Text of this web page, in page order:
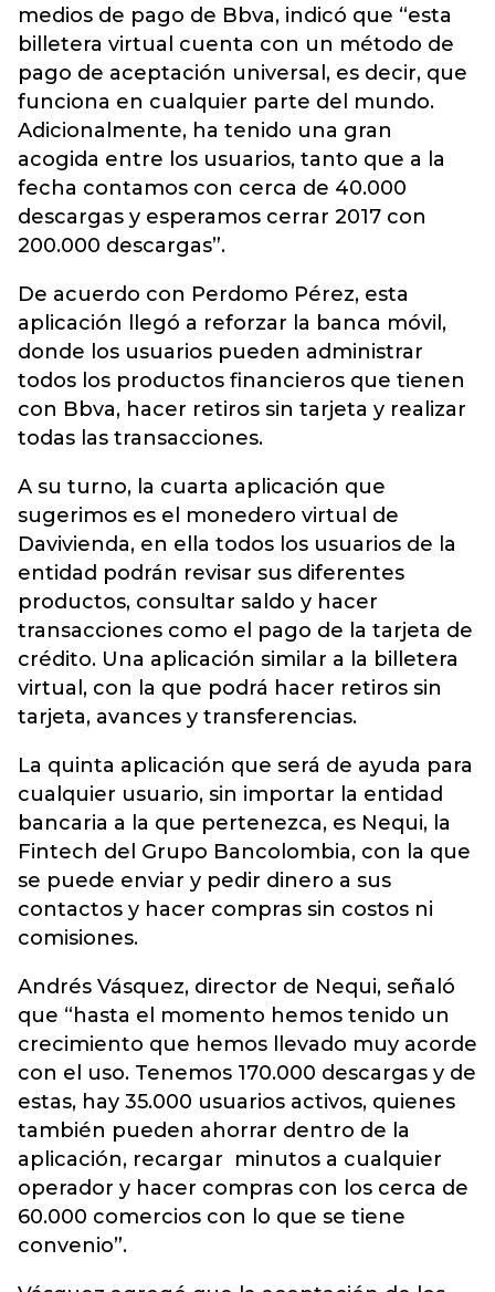
medios de pago de Bbva, indicó que “esta
billetera virtual cuenta con un método de
pago de aceptación universal, es decir, que
funciona en cualquier parte del mundo.
Adicionalmente, ha tenido una gran
acogida entre los usuarios, tanto que a la
fecha contamos con cerca de 40.000
descargas y esperamos cerrar 2017 con
200.000 descargas”.
De acuerdo con Perdomo Pérez, esta
aplicación llegó a reforzar la banca móvil,
donde los usuarios pueden administrar
todos los productos financieros que tienen
con Bbva, hacer retiros sin tarjeta y realizar
todas las transacciones.
A su turno, la cuarta aplicación que
sugerimos es el monedero virtual de
Davivienda, en ella todos los usuarios de la
entidad podrán revisar sus diferentes
productos, consultar saldo y hacer
transacciones como el pago de la tarjeta de
crédito. Una aplicación similar a la billetera
virtual, con la que podrá hacer retiros sin
tarjeta, avances y transferencias.
La quinta aplicación que será de ayuda para
cualquier usuario, sin importar la entidad
bancaria a la que pertenezca, es Nequi, la
Fintech del Grupo Bancolombia, con la que
se puede enviar y pedir dinero a sus
contactos y hacer compras sin costos ni
comisiones.
Andrés Vásquez, director de Nequi, señaló
que “hasta el momento hemos tenido un
crecimiento que hemos llevado muy acorde
con el uso. Tenemos 170.000 descargas y de
estas, hay 35.000 usuarios activos, quienes
también pueden ahorrar dentro de la
aplicación, recargar minutos a cualquier
operador y hacer compras con los cerca de
60.000 comercios con lo que se tiene
convenio”.